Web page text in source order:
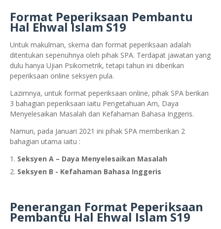
Format Peperiksaan Pembantu
Hal Ehwal Islam S19
Untuk makulman, skema dan format peperiksaan adalah
ditentukan sepenuhnya oleh pihak SPA. Terdapat jawatan yang
dulu hanya Ujian Psikometrik, tetapi tahun ini diberikan
peperiksaan online seksyen pula.
Lazimnya, untuk format peperiksaan online, pihak SPA berikan
3 bahagian peperiksaan iaitu Pengetahuan Am, Daya
Menyelesaikan Masalah dan Kefahaman Bahasa Inggeris.
Namun, pada Januari 2021 ini pihak SPA memberikan 2
bahagian utama iaitu :
Seksyen A – Daya Menyelesaikan Masalah
Seksyen B - Kefahaman Bahasa Inggeris
Penerangan Format Peperiksaan
Pembantu Hal Ehwal Islam S19